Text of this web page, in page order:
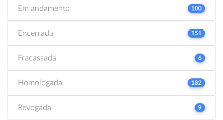
Em andamento 100
Encerrada 151
Fracassada 6
Homologada 182
Revogada 9